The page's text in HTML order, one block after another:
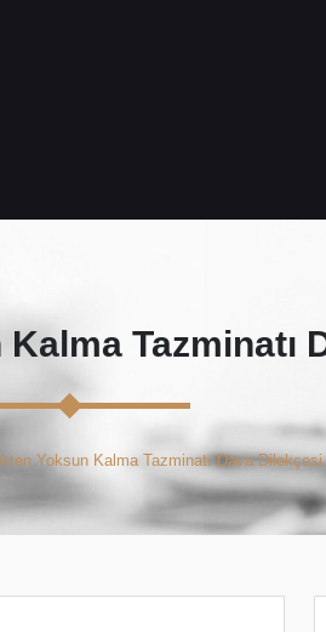
Tazminatı
Yoksun Kalma Tazminatı Dava Dilekçesi